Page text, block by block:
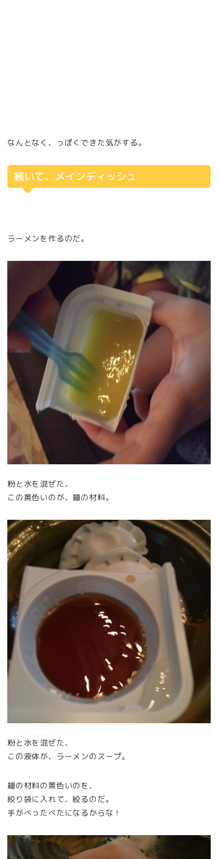
なんとなく、っぽくできた気がする。
続いて、メインディッシュ
ラーメンを作るのだ。
粉と水を混ぜた、
この黄色いのが、麺の材料。
粉と水を混ぜた、
この液体が、ラーメンのスープ。
麺の材料の黄色いのを、
絞り袋に入れて、絞るのだ。
手がべったべたになるからな！